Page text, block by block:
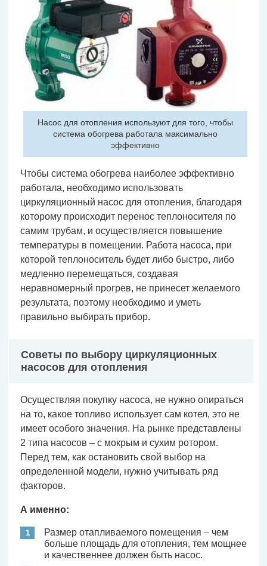
Насос для отопления используют для того, чтобы
система обогрева работала максимально
эффективно
Чтобы система обогрева наиболее эффективно
работала, необходимо использовать
циркуляционный насос для отопления, благодаря
которому происходит перенос теплоносителя по
самим трубам, и осуществляется повышение
температуры в помещении. Работа насоса, при
которой теплоноситель будет либо быстро, либо
медленно перемещаться, создавая
неравномерный прогрев, не принесет желаемого
результата, поэтому необходимо и уметь
правильно выбирать прибор.
Советы по выбору циркуляционных
насосов для отопления
Осуществляя покупку насоса, не нужно опираться
на то, какое топливо использует сам котел, это не
имеет особого значения. На рынке представлены
2 типа насосов – с мокрым и сухим ротором.
Перед тем, как остановить свой выбор на
определенной модели, нужно учитывать ряд
факторов.
А именно:
Размер отапливаемого помещения – чем
больше площадь для отопления, тем мощнее
и качественнее должен быть насос.